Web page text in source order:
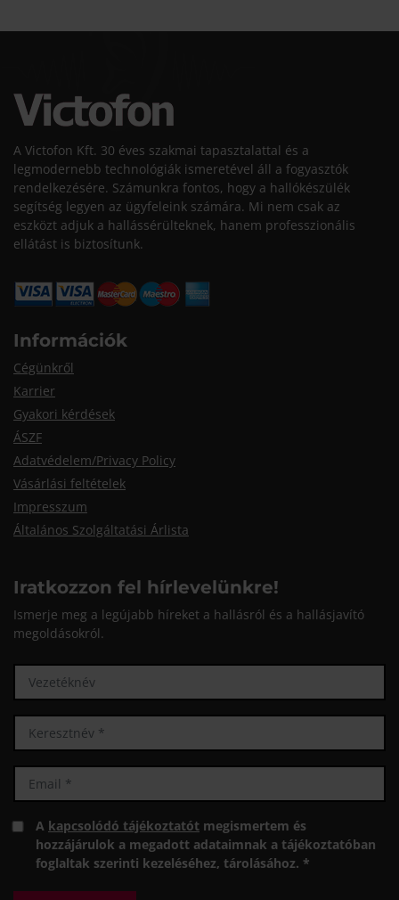
A Victofon Kft. 30 éves szakmai tapasztalattal és a
legmodernebb technológiák ismeretével áll a fogyasztók
rendelkezésére. Számunkra fontos, hogy a hallókészülék
segítség legyen az ügyfeleink számára. Mi nem csak az
eszközt adjuk a hallássérülteknek, hanem professzionális
ellátást is biztosítunk.
Információk
Cégünkről
Karrier
Gyakori kérdések
ÁSZF
Adatvédelem/Privacy Policy
Vásárlási feltételek
Impresszum
Általános Szolgáltatási Árlista
Iratkozzon fel hírlevelünkre!
Ismerje meg a legújabb híreket a hallásról és a hallásjavító
megoldásokról.
A kapcsolódó tájékoztatót megismertem és
hozzájárulok a megadott adataimnak a tájékoztatóban
foglaltak szerinti kezeléséhez, tárolásához. *